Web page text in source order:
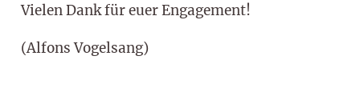
Vielen Dank für euer Engagement!
(Alfons Vogelsang)